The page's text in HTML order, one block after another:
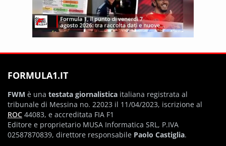
FORMULA1.IT
FWM è una testata giornalistica italiana registrata al
tribunale di Messina no. 22023 il 11/04/2023, iscrizione al
ROC 44083, e accreditata FIA F1
Editore e proprietario MUSA Informatica SRL, P.IVA
02587870839, direttore responsabile Paolo Castiglia.